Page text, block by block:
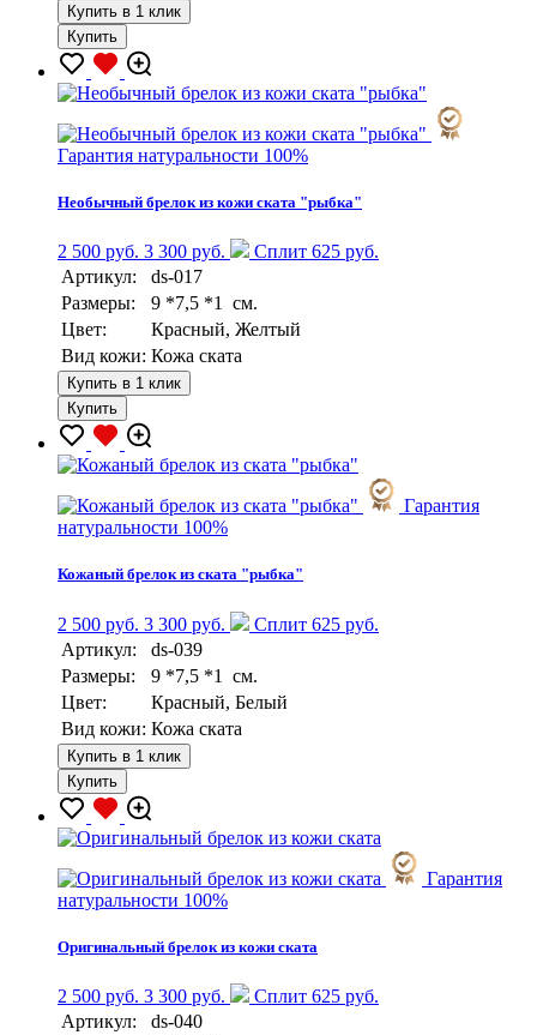
Купить в 1 клик
Купить
Гарантия натуральности 100%
Необычный брелок из кожи ската "рыбка"
2 500 руб. 3 300 руб.
Сплит 625 руб.
Артикул:
ds-017
Размеры:
9 *7,5 *1 см.
Цвет:
Красный, Желтый
Вид кожи: Кожа ската
Купить в 1 клик
Купить
Гарантия
натуральности 100%
Кожаный брелок из ската "рыбка"
2 500 руб. 3 300 руб.
Сплит 625 руб.
Артикул:
ds-039
Размеры:
9 *7,5 *1 см.
Цвет:
Красный, Белый
Вид кожи: Кожа ската
Купить в 1 клик
Купить
Гарантия
натуральности 100%
Оригинальный брелок из кожи ската
2 500 руб. 3 300 руб.
Сплит 625 руб.
Артикул:
ds-040